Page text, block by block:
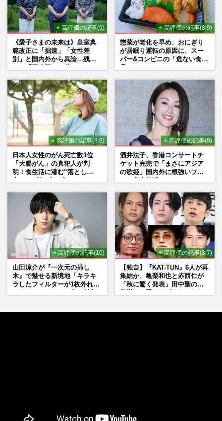
⭐ 高評価の記事(9)
《愛子さまの未来は》皇室典
範改正に「拙速」「女性差
別」と国内外から異論…残さ
⭐ 高評価の記事(8.9)
惣菜が老化を早め、おにぎり
が居眠り運転の原因に、スー
パー&コンビニの「危ない食
⭐ 高評価の記事(8.8)
日本人女性のがん死亡数1位
「大腸がん」の真犯人が判
明！食生活に潜む“落とし
⭐ 高評価の記事(8)
酒井法子、香港コンサートチ
ケット完売で「まさにアジア
の歌姫」国内外に根強いファ
⭐ 高評価の記事(10)
山田涼介が『一次元の挿し
木』で魅せる新境地「キラキ
ラしたフィルターが1枚外れて
⭐ 高評価の記事(8.7)
【独自】『KAT-TUN』6人が再
集結か、亀梨和也と赤西仁が
「秋に驚く発表」田中聖の刑